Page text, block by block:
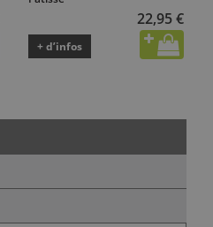
22,95 €
+ d’infos